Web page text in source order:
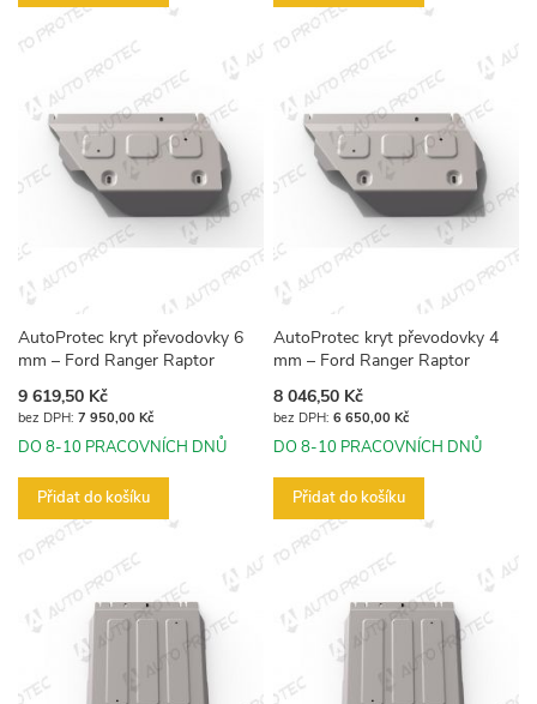
AutoProtec kryt převodovky 6
mm – Ford Ranger Raptor
9 619,50 Kč
7 950,00 Kč
DO 8-10 PRACOVNÍCH DNŮ
Přidat do košíku
AutoProtec kryt převodovky 4
mm – Ford Ranger Raptor
8 046,50 Kč
6 650,00 Kč
DO 8-10 PRACOVNÍCH DNŮ
Přidat do košíku